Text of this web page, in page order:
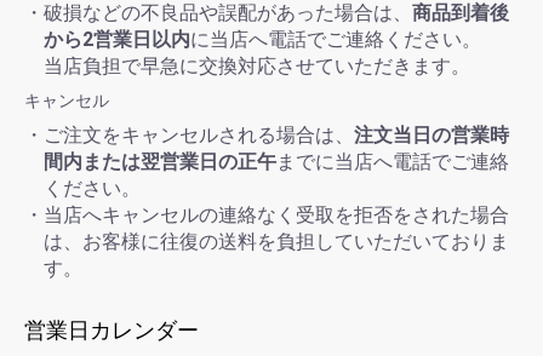
・破損などの不良品や誤配があった場合は、 商品到着後
から2営業日以内に当店へ電話でご連絡ください。
当店負担で早急に交換対応させていただきます。
キャンセル
・ご注文をキャンセルされる場合は、 注文当日の営業時
間内または翌営業日の正午までに当店へ電話でご連絡
ください。
・当店へキャンセルの連絡なく受取を拒否をされた場合
は、お客様に往復の送料を負担していただいておりま
す。
営業日カレンダー